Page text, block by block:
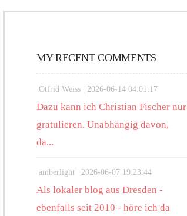
MY RECENT COMMENTS
Otfrid Weiss | 2026-06-14 04:01:17
Dazu kann ich Christian Fischer nur
gratulieren. Unabhängig davon,
da...
amberlight | 2026-06-07 19:23:44
Als lokaler blog aus Dresden -
ebenfalls seit 2010 - höre ich da